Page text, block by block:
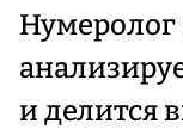
Нумеролог
и делится